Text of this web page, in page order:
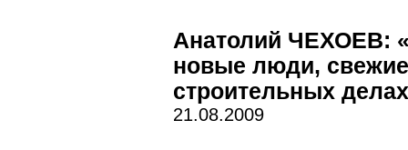
Анатолий ЧЕХОЕВ:
новые люди,
строительных
21.08.2009